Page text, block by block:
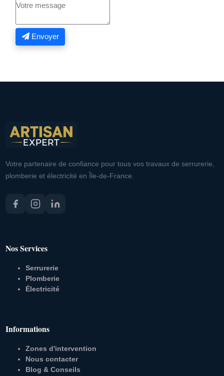
Envoyer
Votre partenaire de confiance pour tous vos travaux de serrurerie,
plomberie et électricité en Île-de-France.
Nos Services
Serrurerie
Plomberie
Électricité
Informations
Zones d'intervention
Nous contacter
Blog & Conseils